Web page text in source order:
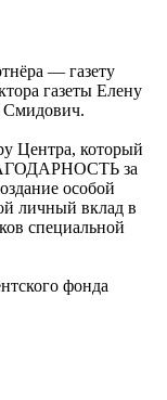
— газету
газеты Елену
Смидович.
Центра, который
за
особой
личный вклад в
специальной
фонда